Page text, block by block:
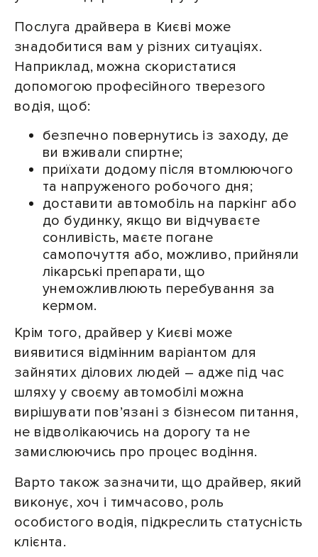
Послуга драйвера в Києві може
знадобитися вам у різних ситуаціях.
Наприклад, можна скористатися
допомогою професійного тверезого
водія, щоб:
безпечно повернутись із заходу, де
ви вживали спиртне;
приїхати додому після втомлюючого
та напруженого робочого дня;
доставити автомобіль на паркінг або
до будинку, якщо ви відчуваєте
сонливість, маєте погане
самопочуття або, можливо, прийняли
лікарські препарати, що
унеможливлюють перебування за
кермом.
Крім того, драйвер у Києві може
виявитися відмінним варіантом для
зайнятих ділових людей – адже під час
шляху у своєму автомобілі можна
вирішувати пов’язані з бізнесом питання,
не відволікаючись на дорогу та не
замислюючись про процес водіння.
Варто також зазначити, що драйвер, який
виконує, хоч і тимчасово, роль
особистого водія, підкреслить статусність
клієнта.